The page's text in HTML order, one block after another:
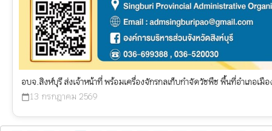
อบจ.สิงห์บุรี ส่งเจ้าหน้าที่ พร้อมเครื่องจักรกลเก็บกำจัดวัชพืช พื้นที่อำเภอเมือ
calendar_today 13 กรกฎาคม 2569